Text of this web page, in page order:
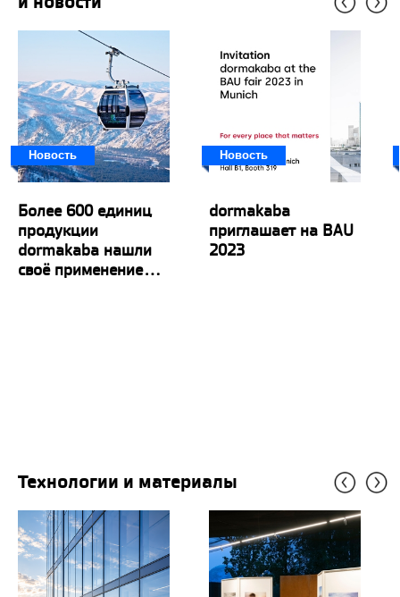
Новость
Более 600 единиц
продукции
dormakaba нашли
своё применение...
Новость
dormakaba
приглашает на BAU
2023
Технологии и материалы